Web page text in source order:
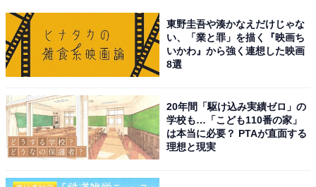
東野圭吾や湊かなえだけじゃな
い、「業と罪」を描く『映画ち
いかわ』から強く連想した映画
8選
20年間「駆け込み実績ゼロ」の
学校も…「こども110番の家」
は本当に必要？ PTAが直面する
理想と現実